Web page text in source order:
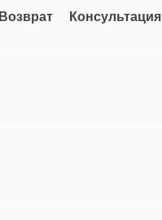
Возврат Консультация